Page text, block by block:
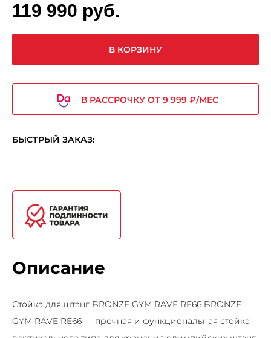
119 990 руб.
В КОРЗИНУ
В РАССРОЧКУ ОТ 9 999 ₽/МЕС
БЫСТРЫЙ ЗАКАЗ:
Описание
Стойка для штанг BRONZE GYM RAVE RE66 BRONZE
GYM RAVE RE66 — прочная и функциональная стойка